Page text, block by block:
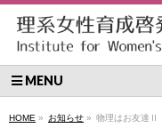
MENU
HOME » お知らせ » 物理はお友達Ⅱ